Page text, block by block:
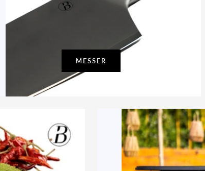
MESSER